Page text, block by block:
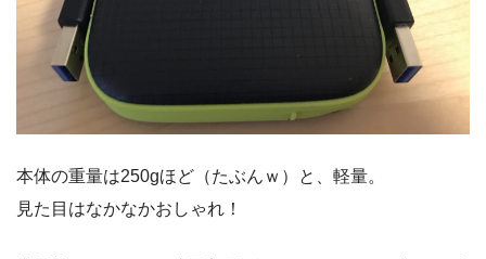
本体の重量は250gほど（たぶんｗ）と、軽量。
見た目はなかなかおしゃれ！